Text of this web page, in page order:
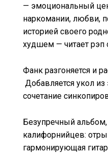
— эмоциональный
наркомании, любви,
историей своего
худшем — читает рэп
Фанк разгоняется и
Добавляется укол
сочетание
Безупречный
калифорнийцев:
гармонирующая